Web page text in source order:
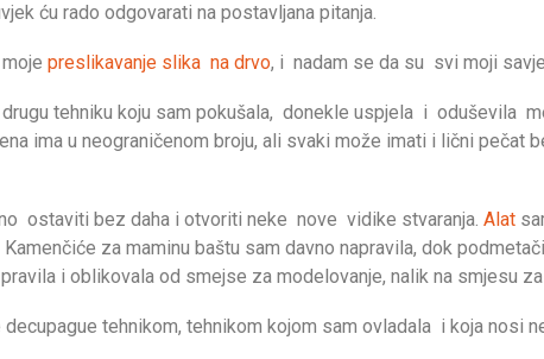
ću rado odgovarati na postavljana pitanja.
preslikavanje slika na drvo, i nadam se da su svi moji
tehniku koju sam pokušala, donekle uspjela i oduševila
ima u neograničenom broju, ali svaki može imati i lični pečat
ostaviti bez daha i otvoriti neke nove vidike stvaranja. Alat
za maminu baštu sam davno napravila, dok
i oblikovala od smejse za modelovanje, nalik na smjesu
tehnikom, tehnikom kojom sam ovladala i koja nosi